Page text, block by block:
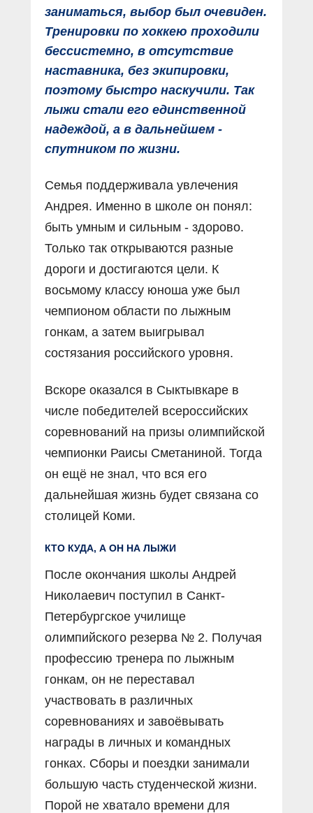
заниматься, выбор был очевиден.
Тренировки по хоккею проходили
бессистемно, в отсутствие
наставника, без экипировки,
поэтому быстро наскучили. Так
лыжи стали его единственной
надеждой, а в дальнейшем -
спутником по жизни.
Семья поддерживала увлечения
Андрея. Именно в школе он понял:
быть умным и сильным - здорово.
Только так открываются разные
дороги и достигаются цели. К
восьмому классу юноша уже был
чемпионом области по лыжным
гонкам, а затем выигрывал
состязания российского уровня.
Вскоре оказался в Сыктывкаре в
числе победителей всероссийских
соревнований на призы олимпийской
чемпионки Раисы Сметаниной. Тогда
он ещё не знал, что вся его
дальнейшая жизнь будет связана со
столицей Коми.
КТО КУДА, А ОН НА ЛЫЖИ
После окончания школы Андрей
Николаевич поступил в Санкт-
Петербургское училище
олимпийского резерва № 2. Получая
профессию тренера по лыжным
гонкам, он не переставал
участвовать в различных
соревнованиях и завоёвывать
награды в личных и командных
гонках. Сборы и поездки занимали
большую часть студенческой жизни.
Порой не хватало времени для